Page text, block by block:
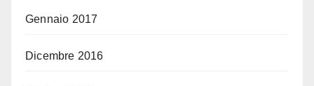
Gennaio 2017
Dicembre 2016